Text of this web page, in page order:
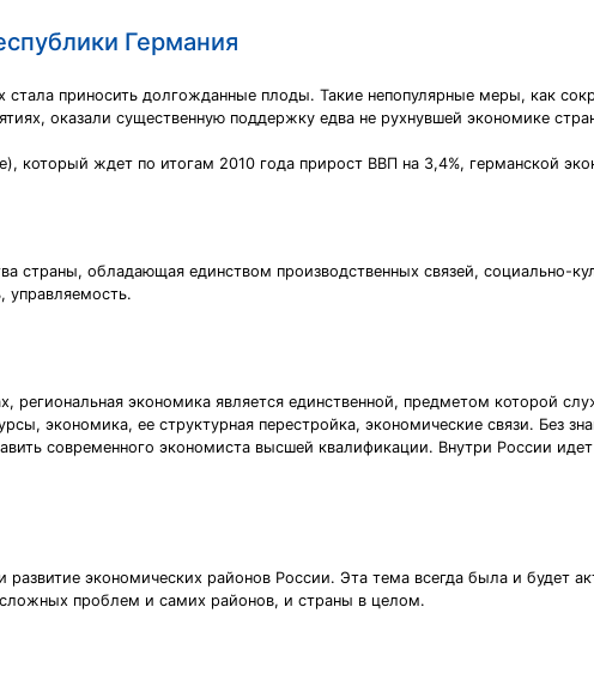
Германия
приносить долгожданные плоды. Такие непопулярные меры, как
оказали существенную поддержку едва не рухнувшей экономике
который ждет по итогам 2010 года прирост ВВП на 3,4%, германской
страны, обладающая единством производственных связей, социально-
управляемость.
региональная экономика является единственной, предметом которой
экономика, ее структурная перестройка, экономические связи. Без
современного экономиста высшей квалификации. Внутри России
экономических районов России. Эта тема всегда была и будет
проблем и самих районов, и страны в целом.